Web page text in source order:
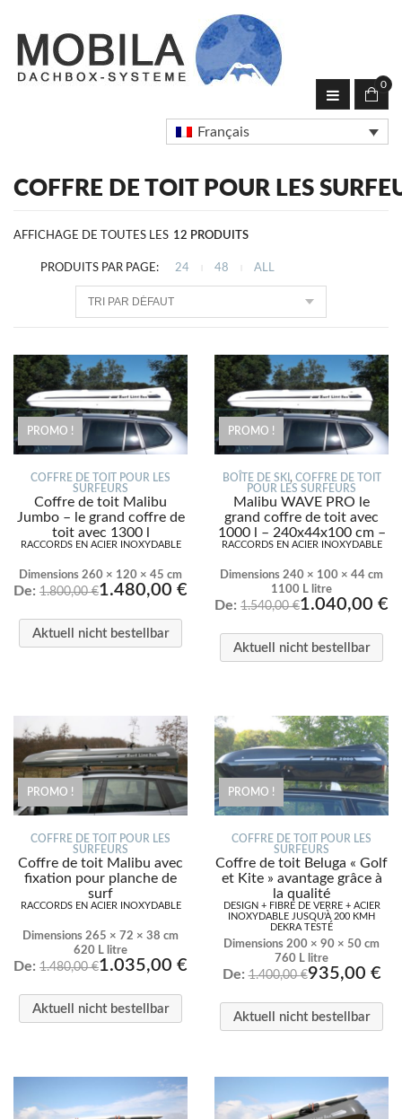
0
Français
COFFRE DE TOIT POUR LES
AFFICHAGE DE TOUTES LES 12 PRODUITS
PRODUITS PAR PAGE: 24 48 ALL
PROMO !
COFFRE DE TOIT POUR LES
SURFEURS
Coffre de toit Malibu
Jumbo – le grand coffre de
toit avec 1300 l
RACCORDS EN ACIER INOXYDABLE
Dimensions 260 × 120 × 45 cm
De: 1.800,00€1.480,00 €
Aktuell nicht bestellbar
PROMO !
BOÎTE DE SKI , COFFRE DE TOIT
POUR LES SURFEURS
Malibu WAVE PRO le
grand coffre de toit avec
1000 l – 240x44x100 cm –
NOUVEAU!
RACCORDS EN ACIER INOXYDABLE
Dimensions 240 × 100 × 44 cm
1100 L litre
De: 1.540,00€1.040,00 €
Aktuell nicht bestellbar
PROMO !
COFFRE DE TOIT POUR LES
SURFEURS
Coffre de toit Malibu avec
fixation pour planche de
surf
RACCORDS EN ACIER INOXYDABLE
Dimensions 265 × 72 × 38 cm
620 L litre
De: 1.480,00€1.035,00 €
Aktuell nicht bestellbar
PROMO !
COFFRE DE TOIT POUR LES
SURFEURS
Coffre de toit Beluga « Golf
et Kite » avantage grâce à
la qualité
DESIGN + FIBRE DE VERRE + ACIER
INOXYDABLE JUSQU'À 200 KMH
DEKRA TESTÉ
Dimensions 200 × 90 × 50 cm
760 L litre
De:1.400,00€935,00 €
Aktuell nicht bestellbar